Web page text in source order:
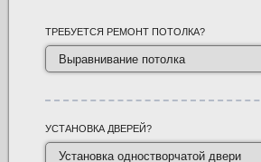
ТРЕБУЕТСЯ РЕМОНТ ПОТОЛКА?
УСТАНОВКА ДВЕРЕЙ?